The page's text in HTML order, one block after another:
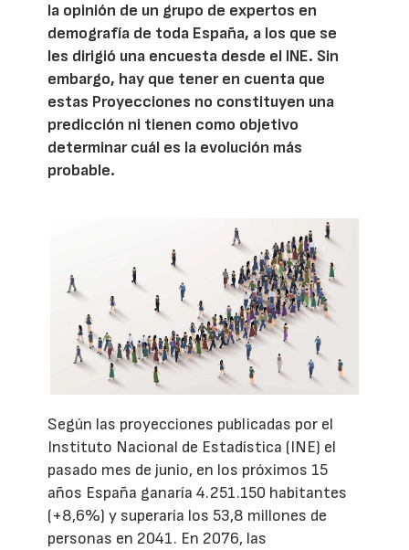
la opinión de un grupo de expertos en
demografía de toda España, a los que se
les dirigió una encuesta desde el INE. Sin
embargo, hay que tener en cuenta que
estas Proyecciones no constituyen una
predicción ni tienen como objetivo
determinar cuál es la evolución más
probable.
Según las proyecciones publicadas por el
Instituto Nacional de Estadística (INE) el
pasado mes de junio, en los próximos 15
años España ganaría 4.251.150 habitantes
(+8,6%) y superaría los 53,8 millones de
personas en 2041. En 2076, las